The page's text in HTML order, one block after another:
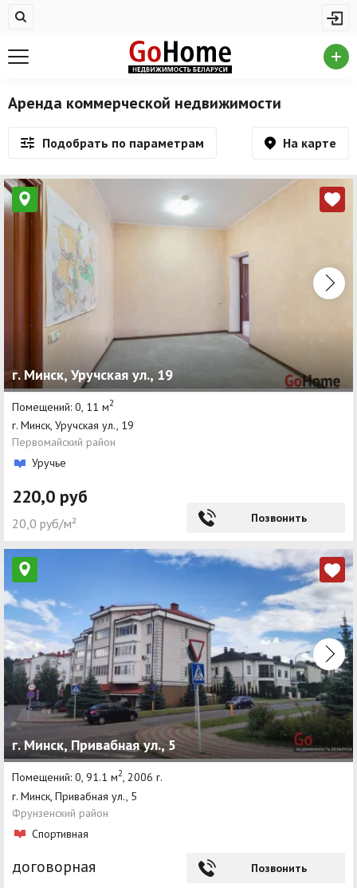
Купить квартиру
Новостройки
Дома/коттеджи/участки
Комерческая недвижимость
Продажа коммерческой недвижимости
Аренда коммерческой недвижимости
Новости
Агентства
Ремонт квартир
Грузовое такси
Аренда коммерческой недвижимости
Подобрать по параметрам На карте
г. Минск, Уручская ул., 19
Помещений: 0, 11 м2
г. Минск, Уручская ул., 19
Первомайский район
Уручье
220,0 руб
20,0 руб/м² Позвонить
г. Минск, Привабная ул., 5
Помещений: 0, 91.1 м2, 2006 г.
г. Минск, Привабная ул., 5
Фрунзенский район
Спортивная
договорная Позвонить